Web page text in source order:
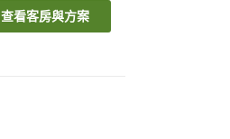
查看客房與方案